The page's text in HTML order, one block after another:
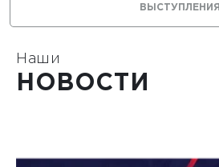
ВЫСТУПЛЕНИЯ
Наши
НОВОСТИ